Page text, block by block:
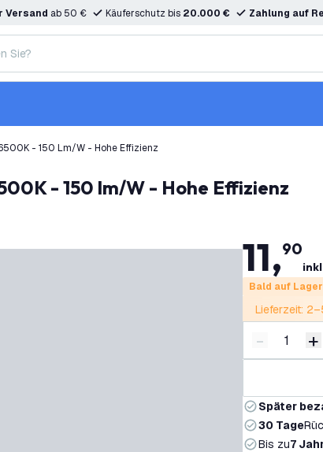
Versand ab 50 € Käuferschutz bis 20.000 € Zahlung auf
- 150 Lm/W - Hohe Effizienz
- 150 lm/W - Hohe Effizienz
11,90
Bald auf Lager
Lieferzeit:
Menge
- +
Später
30 Tage
Bis zu7